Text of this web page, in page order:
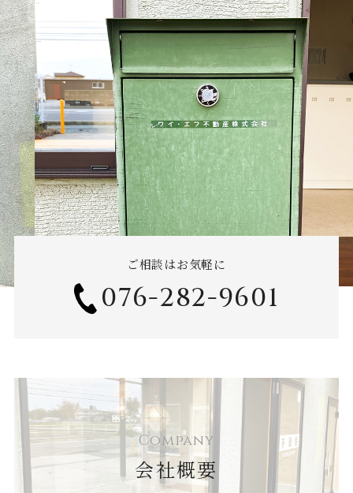
ご相談はお気軽に
076-282-9601
Company
会社概要